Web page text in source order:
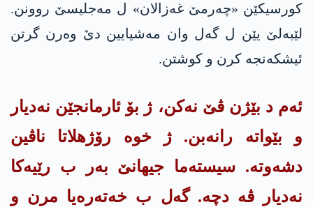
کورسیکێن «چەرمێ غەزالان» ل مەجلیسێ روونن.
لێبەلێ یێن ل گه‌ل وان مەشیایین دێ وەرن گرتن
ئیشکەنجە کرن و کوشتن.
ئەم د بێژن ڤێ نەکن، ژ بۆ ئارمانجێن نەدیار
و بێواتە رانەبن. ژ خوە رۆژهلاتا ناڤین
دشەوتە. سیستەما جیهانێ بەر ب رێیەکا
نەدیار ڤە دچە. گەل ب خەتەرەیا مرن و